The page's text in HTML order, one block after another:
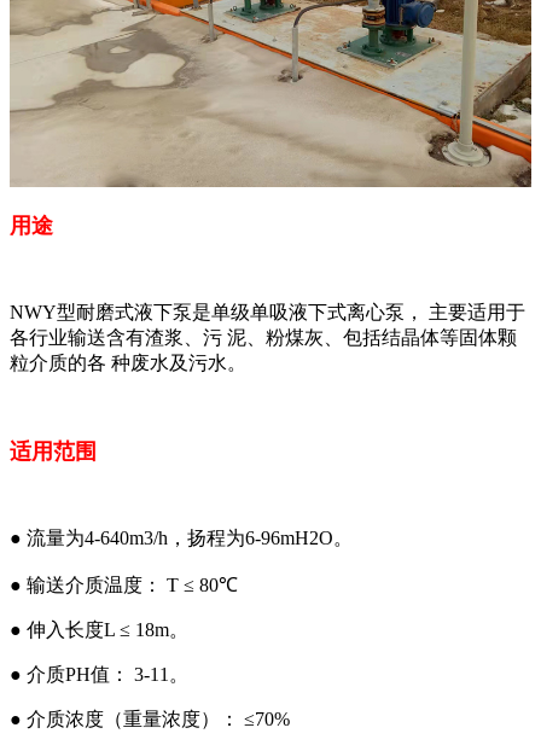
用途
NWY型耐磨式液下泵是单级单吸液下式离心泵， 主要适用于
各行业输送含有渣浆、污 泥、粉煤灰、包括结晶体等固体颗
粒介质的各 种废水及污水。
适用范围
● 流量为4-640m3/h，扬程为6-96mH2O。
● 输送介质温度： T ≤ 80℃
● 伸入长度L ≤ 18m。
● 介质PH值： 3-11。
● 介质浓度（重量浓度）： ≤70%